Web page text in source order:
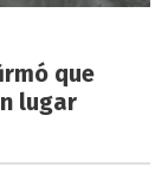
que
lugar